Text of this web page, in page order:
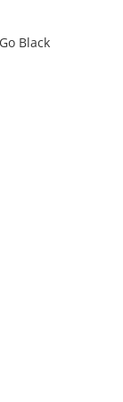
Black